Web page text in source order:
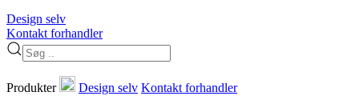
Design selv
Kontakt forhandler
Produkter Design selv Kontakt forhandler